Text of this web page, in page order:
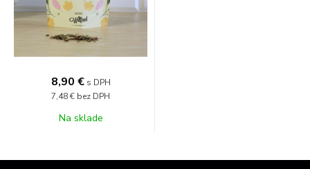
8,90 € s DPH
7,48 € bez DPH
Na sklade